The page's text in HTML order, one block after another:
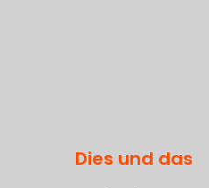
Dies und das